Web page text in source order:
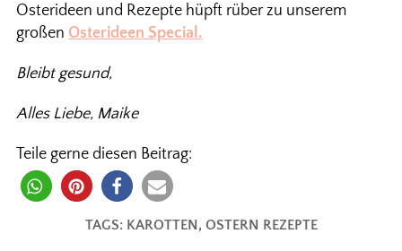
Osterideen und Rezepte hüpft rüber zu unserem
großen Osterideen Special.
Bleibt gesund,
Alles Liebe, Maike
Teile gerne diesen Beitrag:
TAGS: KAROTTEN, OSTERN REZEPTE